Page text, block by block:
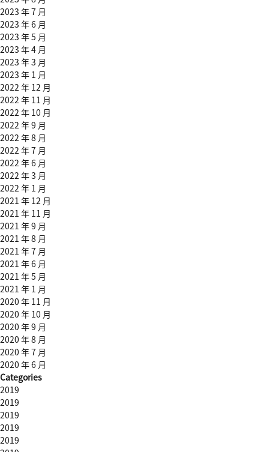
2023 年 7 月
2023 年 6 月
2023 年 5 月
2023 年 4 月
2023 年 3 月
2023 年 1 月
2022 年 12 月
2022 年 11 月
2022 年 10 月
2022 年 9 月
2022 年 8 月
2022 年 7 月
2022 年 6 月
2022 年 3 月
2022 年 1 月
2021 年 12 月
2021 年 11 月
2021 年 9 月
2021 年 8 月
2021 年 7 月
2021 年 6 月
2021 年 5 月
2021 年 1 月
2020 年 11 月
2020 年 10 月
2020 年 9 月
2020 年 8 月
2020 年 7 月
2020 年 6 月
Categories
2019
2019
2019
2019
2019